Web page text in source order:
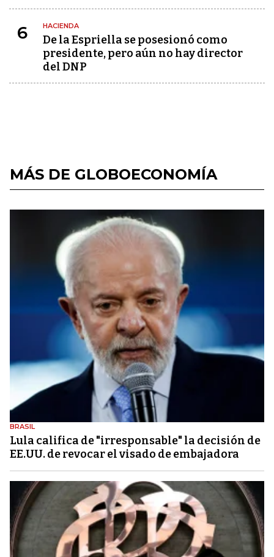
6 HACIENDA
De la Espriella se posesionó como
presidente, pero aún no hay director
del DNP
MÁS DE GLOBOECONOMÍA
BRASIL
Lula califica de "irresponsable" la decisión de
EE.UU. de revocar el visado de embajadora